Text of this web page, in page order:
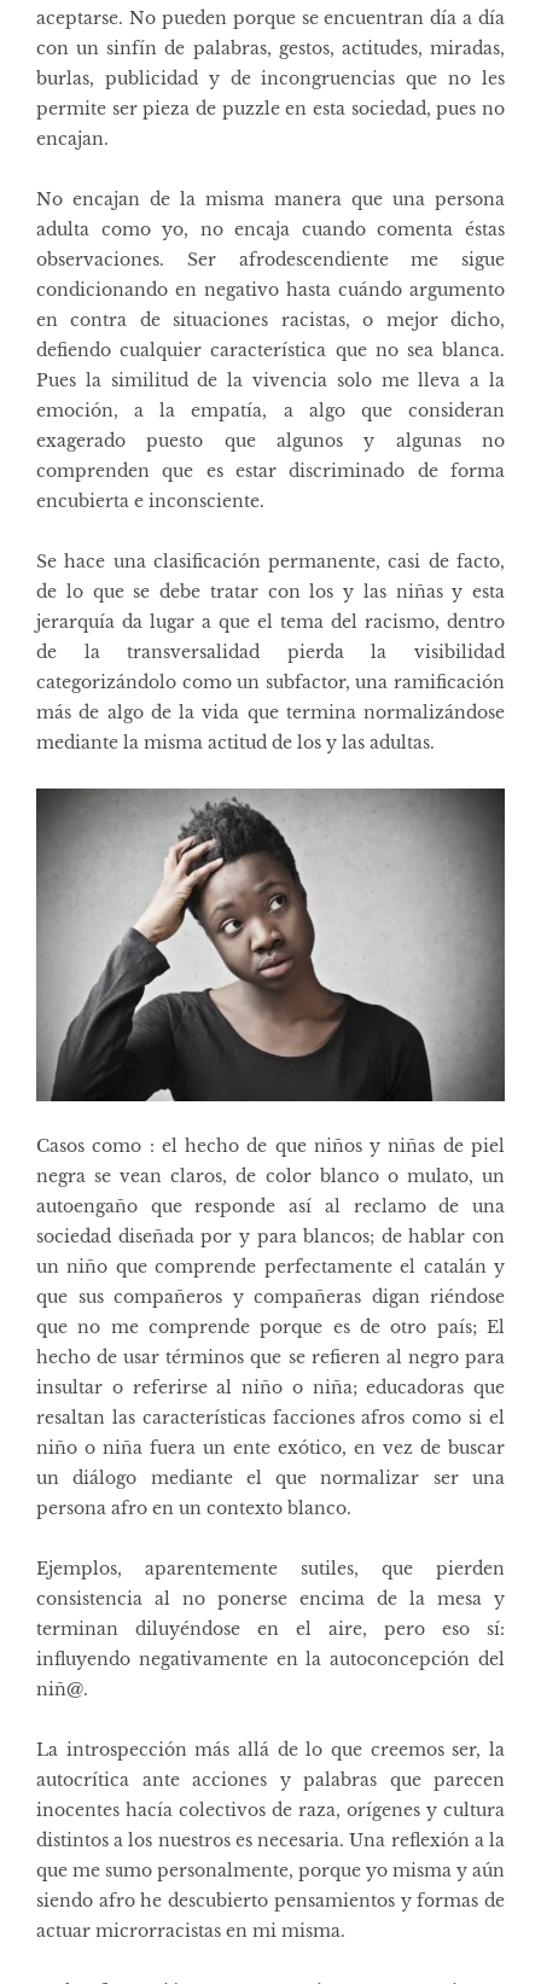
aceptarse. No pueden porque se encuentran día a día
con un sinfín de palabras, gestos, actitudes, miradas,
burlas, publicidad y de incongruencias que no les
permite ser pieza de puzzle en esta sociedad, pues no
encajan.
No encajan de la misma manera que una persona
adulta como yo, no encaja cuando comenta éstas
observaciones. Ser afrodescendiente me sigue
condicionando en negativo hasta cuándo argumento
en contra de situaciones racistas, o mejor dicho,
defiendo cualquier característica que no sea blanca.
Pues la similitud de la vivencia solo me lleva a la
emoción, a la empatía, a algo que consideran
exagerado puesto que algunos y algunas no
comprenden que es estar discriminado de forma
encubierta e inconsciente.
Se hace una clasificación permanente, casi de facto,
de lo que se debe tratar con los y las niñas y esta
jerarquía da lugar a que el tema del racismo, dentro
de la transversalidad pierda la visibilidad
categorizándolo como un subfactor, una ramificación
más de algo de la vida que termina normalizándose
mediante la misma actitud de los y las adultas.
Casos como : el hecho de que niños y niñas de piel
negra se vean claros, de color blanco o mulato, un
autoengaño que responde así al reclamo de una
sociedad diseñada por y para blancos; de hablar con
un niño que comprende perfectamente el catalán y
que sus compañeros y compañeras digan riéndose
que no me comprende porque es de otro país; El
hecho de usar términos que se refieren al negro para
insultar o referirse al niño o niña; educadoras que
resaltan las características facciones afros como si el
niño o niña fuera un ente exótico, en vez de buscar
un diálogo mediante el que normalizar ser una
persona afro en un contexto blanco.
Ejemplos, aparentemente sutiles, que pierden
consistencia al no ponerse encima de la mesa y
terminan diluyéndose en el aire, pero eso sí:
influyendo negativamente en la autoconcepción del
niñ@.
La introspección más allá de lo que creemos ser, la
autocrítica ante acciones y palabras que parecen
inocentes hacía colectivos de raza, orígenes y cultura
distintos a los nuestros es necesaria. Una reflexión a la
que me sumo personalmente, porque yo misma y aún
siendo afro he descubierto pensamientos y formas de
actuar microrracistas en mi misma.